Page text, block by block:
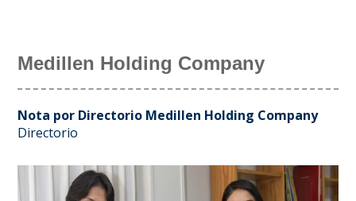
Medillen Holding Company
Nota por Directorio Medillen Holding Company
Directorio